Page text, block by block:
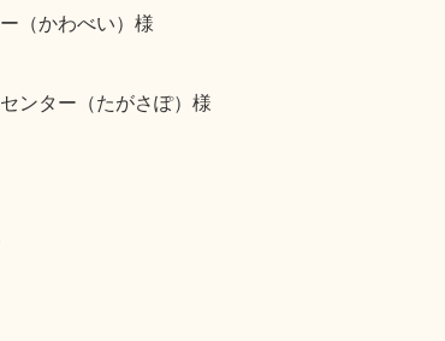
（かわべい）様
ンター（たがさぽ）様